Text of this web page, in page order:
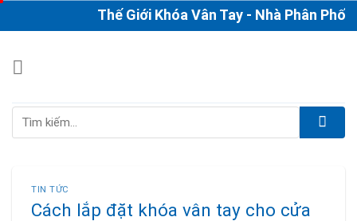
to
Thế Giới Khóa Vân Tay - Nhà Phân Phối &
Tìm
TIN TỨC
Cách lắp đặt khóa vân tay cho cửa